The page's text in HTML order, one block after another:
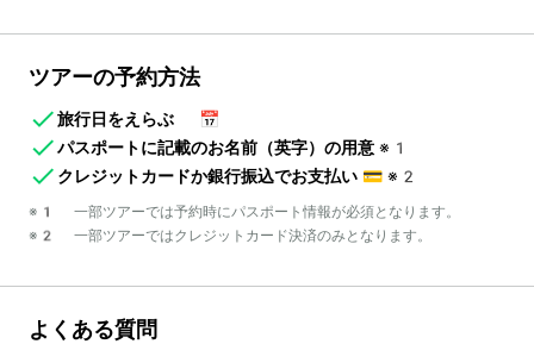
ツアーの予約方法
旅行日をえらぶ
📅
パスポートに記載のお名前（英字）の用意 ※1
クレジットカードか銀行振込でお支払い 💳 ※2
※1 一部ツアーでは予約時にパスポート情報が必須となります。
※2 一部ツアーではクレジットカード決済のみとなります。
よくある質問